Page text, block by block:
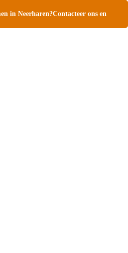
in Neerharen?Contacteer ons en